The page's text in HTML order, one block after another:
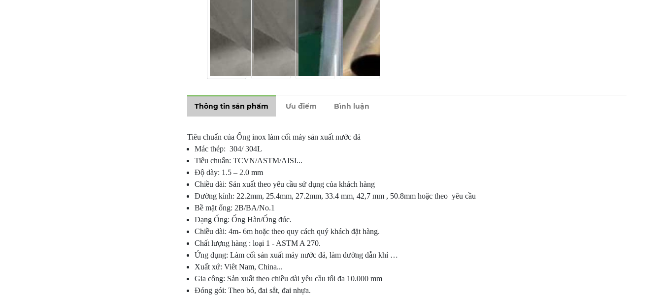
Thông tin sản phẩm Ưu điểm Bình luận
Tiêu chuẩn của Ống inox làm cối máy sản xuất nước đá
Mác thép: 304/ 304L
Tiêu chuẩn: TCVN/ASTM/AISI...
Độ dày: 1.5 – 2.0 mm
Chiều dài: Sản xuất theo yêu cầu sử dụng của khách hàng
Đường kính: 22.2mm, 25.4mm, 27.2mm, 33.4 mm, 42,7 mm , 50.8mm hoặc theo yêu cầu
Bề mặt ống: 2B/BA/No.1
Dạng Ống: Ống Hàn/Ống đúc.
Chiều dài: 4m- 6m hoặc theo quy cách quý khách đặt hàng.
Chất lượng hàng : loại 1 - ASTM A 270.
Ứng dụng: Làm cối sản xuất máy nước đá, làm đường dẫn khí …
Xuất xứ: Viêt Nam, China...
Gia công: Sản xuất theo chiều dài yêu cầu tối đa 10.000 mm
Đóng gói: Theo bó, đai sắt, đai nhựa.